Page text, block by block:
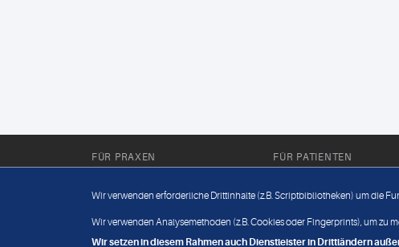
FÜR PRAXEN FÜR PATIENTEN
Wir verwenden erforderliche Drittinhalte (z.B. Scriptbibliotheken) um die
Wir verwenden Analysemethoden (z.B. Cookies oder Fingerprints), um zu
Wir setzen in diesem Rahmen auch Dienstleister in Drittländern